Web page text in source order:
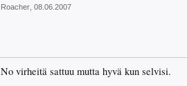
Roacher 08.06.2007
No virheitä sattuu mutta hyvä kun selvisi.